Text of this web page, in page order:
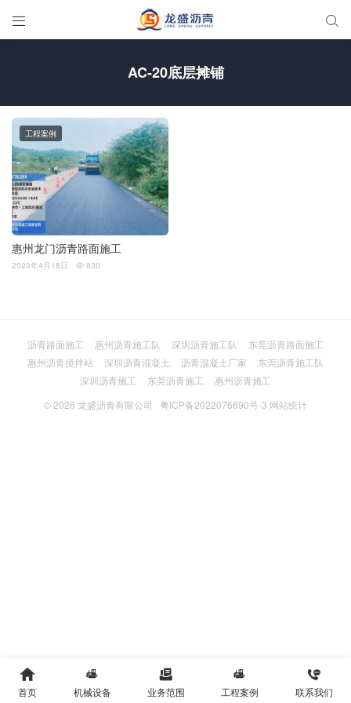
 
AC-20底层摊铺
惠州龙门沥青路面施工
工程案例
2023年4月18日  830
沥青路面施工 惠州沥青施工队 深圳沥青施工队
东莞沥青路面施工
惠州沥青搅拌站
深圳沥青混凝土 沥青混凝土厂家
东莞沥青施工队
深圳沥青施工
东莞沥青施工
惠州沥青施工
© 2026 龙盛沥青有限公司 粤ICP备2022076690号-3 网站统计

首页

机械设备

业务范围

工程案例

联系我们